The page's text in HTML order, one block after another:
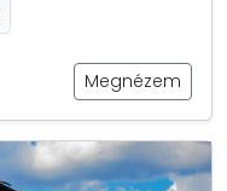
Megnézem